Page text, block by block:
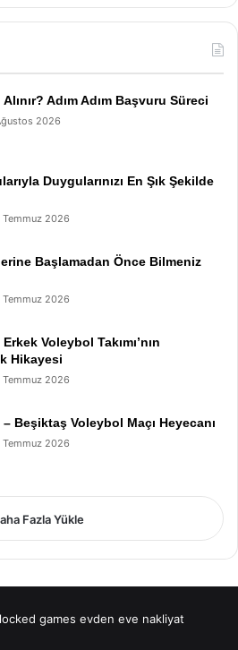
Alınır? Adım Adım Başvuru Süreci
2026
Duygularınızı En Şık Şekilde
Temmuz 2026
Başlamadan Önce Bilmeniz
Temmuz 2026
Voleybol Takımı’nın
Hikayesi
Temmuz 2026
Beşiktaş Voleybol Maçı Heyecanı
Temmuz 2026
Fazla Yükle
games evden eve nakliyat